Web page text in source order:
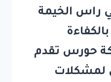
راس الخيمة
تتميز بالكفاءة
حورس تقدم
لمشكلات